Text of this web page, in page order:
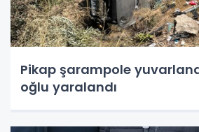
Pikap şarampole
oğlu yaralandı